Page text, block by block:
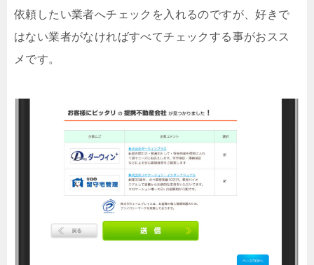
依頼したい業者へチェックを入れるのですが、好きで
はない業者がなければすべてチェックする事がおスス
メです。